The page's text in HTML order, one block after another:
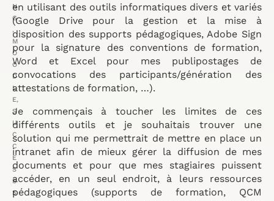
N
G
,
M
O
O
D
L
E,
S
U
C
C
E
S
S
S
en utilisant des outils informatiques divers et variés
(Google Drive pour la gestion et la mise à
disposition des supports pédagogiques, Adobe Sign
pour la signature des conventions de formation,
Word et Excel pour mes publipostages de
convocations des participants/génération des
attestations de formation, …).
Je commençais à toucher les limites de ces
différents outils et je souhaitais trouver une
solution qui me permettrait de mettre en place un
intranet afin de mieux gérer la diffusion de mes
documents et pour que mes stagiaires puissent
accéder, en un seul endroit, à leurs ressources
pédagogiques (supports de formation, QCM